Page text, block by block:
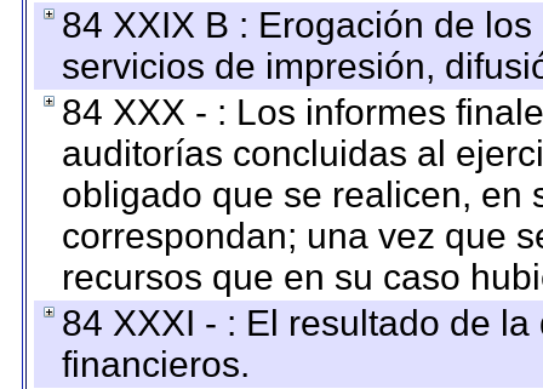
84 XXIX B : Erogación de
servicios de impresión,
84 XXX - : Los informes
auditorías concluidas al
obligado que se realicen, en
correspondan; una vez que
recursos que en su caso
84 XXXI - : El resultado de
financieros.